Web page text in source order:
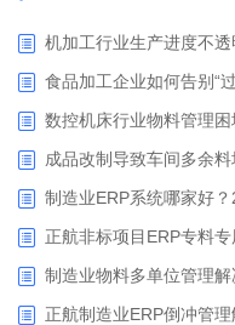
成品改制导致车间多余
制造业ERP系统哪家好
正航非标项目ERP专料
制造业物料多单位管理
正航制造业ERP倒冲管